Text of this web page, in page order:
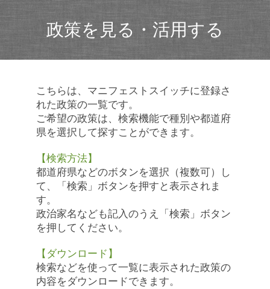
政策を見る・活用する
こちらは、マニフェストスイッチに登録さ
れた政策の一覧です。
ご希望の政策は、検索機能で種別や都道府
県を選択して探すことができます。
【検索方法】
都道府県などのボタンを選択（複数可）し
て、「検索」ボタンを押すと表示されま
す。
政治家名なども記入のうえ「検索」ボタン
を押してください。
【ダウンロード】
検索などを使って一覧に表示された政策の
内容をダウンロードできます。